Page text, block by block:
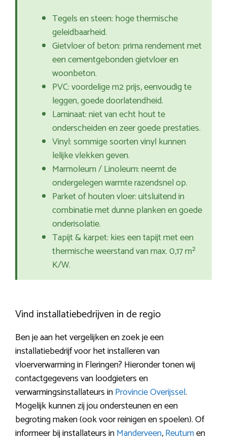
Tegels en steen: hoge thermische
geleidbaarheid.
Gietvloer of beton: prima rendement met
een cementgebonden gietvloer en
woonbeton.
PVC: voordelige m2 prijs, eenvoudig te
leggen, goede doorlatendheid.
Laminaat: niet van echt hout te
onderscheiden en zeer goede prestaties.
Vinyl: sommige soorten vinyl kunnen
lelijke vlekken geven.
Marmoleum / Linoleum: neemt de
ondergelegen warmte razendsnel op.
Parket of houten vloer: uitsluitend in
combinatie met dunne planken en goede
onderisolatie.
Tapijt & karpet: kies een tapijt met een
thermische weerstand van max. 0,17 m²
K/W.
Vind installatiebedrijven in de regio
Ben je aan het vergelijken en zoek je een
installatiebedrijf voor het installeren van
vloerverwarming in Fleringen? Hieronder tonen wij
contactgegevens van loodgieters en
verwarmingsinstallateurs inProvincie Overijssel.
Mogelijk kunnen zij jou ondersteunen en een
begroting maken (ook voor reinigen en spoelen). Of
informeer bij installateurs inManderveen,Reutumen